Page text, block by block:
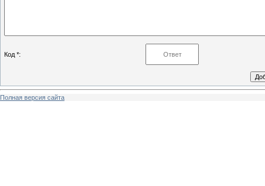
Код *:
Полная версия сайта